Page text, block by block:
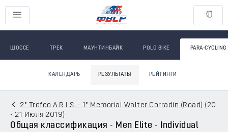
ШОССЕ ТРЕК МАУНТИНБАЙК POLO BIKE PARA-CYCLING
КАЛЕНДАРЬ РЕЗУЛЬТАТЫ РЕЙТИНГИ
2° Trofeo A.R.I.S. - 1° Memorial Walter Corradin (Road) (20
- 21 Июля 2019)
Общая классификация - Men Elite - Individual